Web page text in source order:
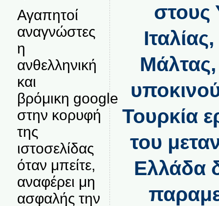
Αγαπητοί
αναγνώστες
η
ανθελληνική
και
βρόμικη google
στην κορυφή
της
ιστοσελίδας
όταν μπείτε,
αναφέρει μη
ασφαλής την
στους
Μάλτας,
Τουρκία
του
Ελλάδα